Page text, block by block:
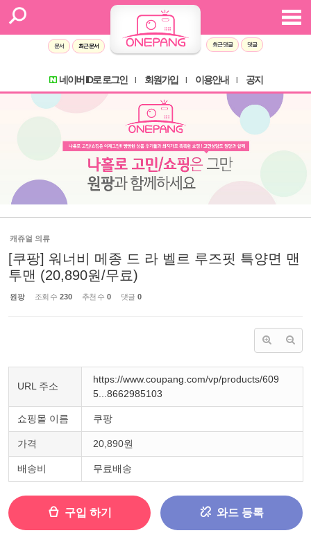
문서 최근 문서 최근 댓글 댓글
네이버 ID로 로그인 회원가입 이용안내 공지
캐쥬얼 의류
[쿠팡] 워너비 메종 드 라 벨르 루즈핏 특양면 맨
투맨 (20,890원/무료)
원팡 조회 수 230 추천 수 0 댓글 0
URL 주소
https://www.coupang.com/vp/products/609
5...8662985103
쇼핑몰 이름 쿠팡
가격 20,890원
배송비 무료배송
구입 하기 와드 등록